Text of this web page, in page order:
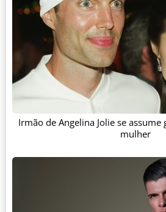
Irmão de Angelina Jolie se
mulher